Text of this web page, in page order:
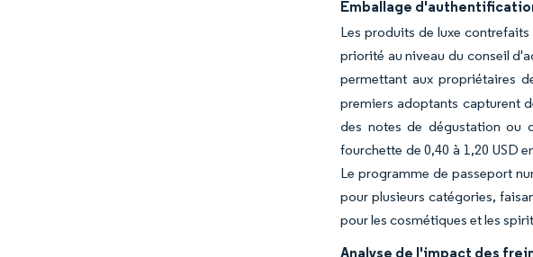
Emballage
Les produits de luxe
priorité au niveau du conseil
permettant aux propriétaires
premiers adoptants capturent
des notes de dégustation ou
fourchette de 0,40 à 1,20 USD
Le programme de passeport
pour plusieurs catégories,
pour les cosmétiques et les
Analyse de l'impact des